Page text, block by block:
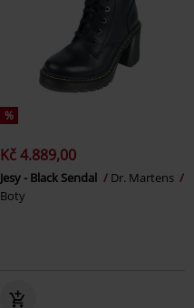
%
Kč 4.889,00
Jesy - Black Sendal
Dr. Martens
Boty